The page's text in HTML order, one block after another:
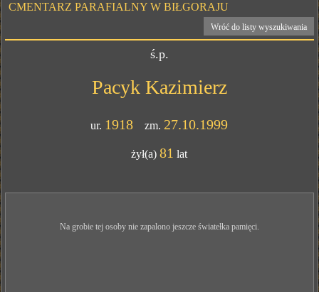
CMENTARZ PARAFIALNY W BIŁGORAJU
Wróć do listy wyszukiwania
ś.p.
Pacyk Kazimierz
ur. 1918 zm. 27.10.1999
żył(a)81 lat
Na grobie tej osoby nie zapalono jeszcze światełka pamięci.